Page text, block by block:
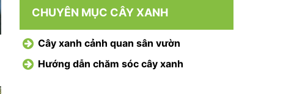
CHUYÊN MỤC CÂY XANH
Cây xanh cảnh quan sân vườn
Hướng dẫn chăm sóc cây xanh